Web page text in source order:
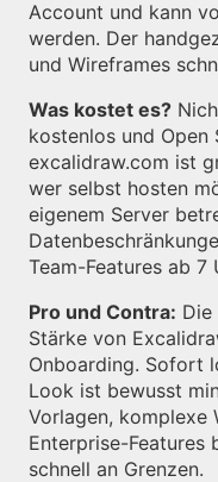
Account und kann
werden. Der
und Wireframes
Was kostet es?
kostenlos und Open
excalidraw.com ist
wer selbst hosten
eigenem Server
Team-Features ab
Pro und Contra:
Stärke von
Onboarding. Sofort
Look ist bewusst
Vorlagen, komplexe
Enterprise-
schnell an Grenzen.